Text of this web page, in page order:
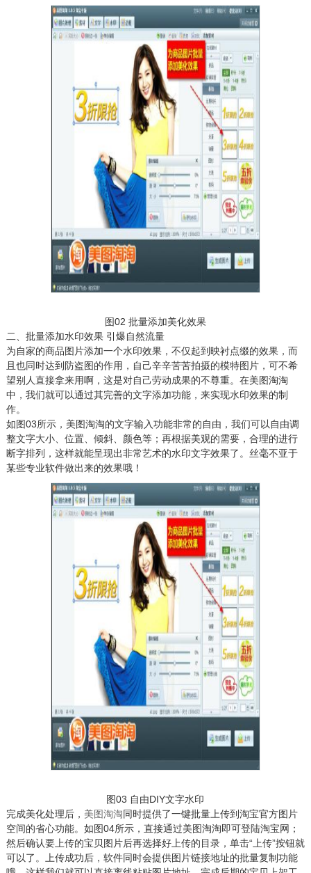
图02 批量添加美化效果
二、批量添加水印效果 引爆自然流量
为自家的商品图片添加一个水印效果，不仅起到映衬点缀的效果，而
且也同时达到防盗图的作用，自己辛辛苦苦拍摄的模特图片，可不希
望别人直接拿来用啊，这是对自己劳动成果的不尊重。在美图淘淘
中，我们就可以通过其完善的文字添加功能，来实现水印效果的制
作。
如图03所示，美图淘淘的文字输入功能非常的自由，我们可以自由调
整文字大小、位置、倾斜、颜色等；再根据美观的需要，合理的进行
断字排列，这样就能呈现出非常艺术的水印文字效果了。丝毫不亚于
某些专业软件做出来的效果哦！
图03 自由DIY文字水印
完成美化处理后， 美图淘淘同时提供了一键批量上传到淘宝官方图片
空间的省心功能。如图04所示，直接通过美图淘淘即可登陆淘宝网；
然后确认要上传的宝贝图片后再选择好上传的目录，单击“上传”按钮就
可以了。上传成功后，软件同时会提供图片链接地址的批量复制功能